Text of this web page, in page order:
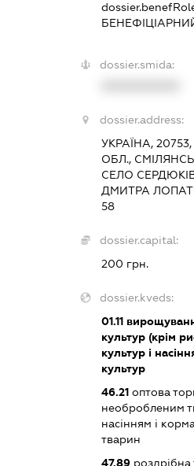
dossier.smida:
dossier.address:
УКРАЇНА,
ОБЛ.,
СЕЛО
ДМИТРА
58
dossier.capital:
200 грн.
dossier.kveds:
01.11
культур (крім
культур і
культур
46.21 оптова
необробленим
насінням і
тварин
47.89 роздрібна